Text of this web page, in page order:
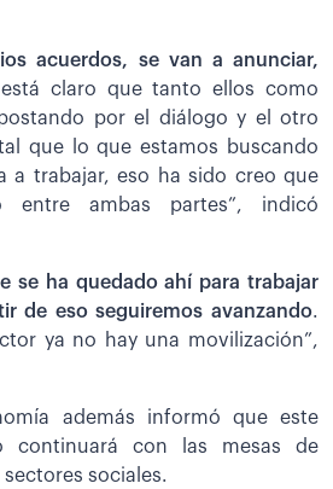
acuerdos, se van a anunciar,
claro que tanto ellos como
por el diálogo y el otro
que lo que estamos buscando
a trabajar, eso ha sido creo que
entre ambas partes”, indicó
se ha quedado ahí para trabajar
de eso seguiremos avanzando.
ya no hay una movilización”,
además informó que este
continuará con las mesas de
sociales.